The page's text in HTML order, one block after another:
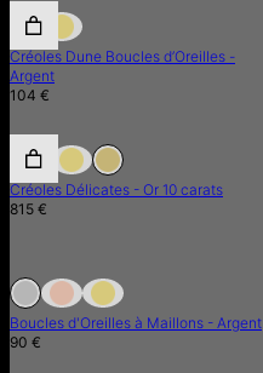
Créoles Dune Boucles d’Oreilles -
Argent
104 €
Créoles Délicates - Or 10 carats
815 €
En Rupture de Stock
Boucles d'Oreilles à Maillons - Argent
90 €